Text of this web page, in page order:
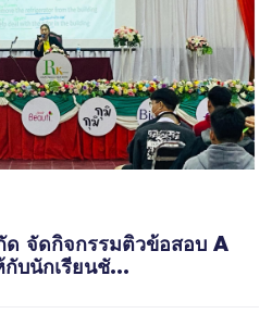
ด จัดกิจกรรมติวข้อสอบ A
บนักเรียนชั...